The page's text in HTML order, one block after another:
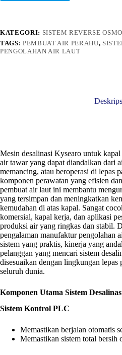
KATEGORI: SISTEM REVERSE
TAGS: PEMBUAT AIR PERAHU,
PENGOLAHAN AIR LAUT
Mesin desalinasi Kysearo untuk
air tawar yang dapat diandalkan dari
memancing, atau beroperasi di lepas
komponen perawatan yang efisien
pembuat air laut ini membantu
yang tersimpan dan meningkatkan
kemudahan di atas kapal. Sangat
komersial, kapal kerja, dan aplikasi
produksi air yang ringkas dan stabil.
pengalaman manufaktur pengolahan
sistem yang praktis, kinerja yang
pelanggan yang mencari sistem
disesuaikan dengan lingkungan
seluruh dunia.
Komponen Utama Sistem
Sistem Kontrol PLC
Memastikan berjalan otomatis
Memastikan sistem total bersih